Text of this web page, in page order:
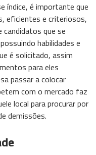
índice, é importante que
eficientes e criteriosos,
candidatos que se
habilidades e
é solicitado, assim
para eles
passar a colocar
com o mercado faz
local para procurar por
demissões.